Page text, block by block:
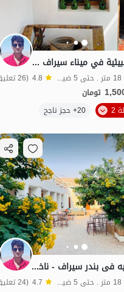
طعام جيد بات نواز
حجز السياحة البيئية في ميناء سيراف - سليمان
بدون غرفة نوم . 18 متر . حتى 5 ضيف 4.8 (26 تعليق)
تومان
20+ حجز ناجح
حجز سیاحه بیئیه فی بندر سیراف - ناخدا یوسف
بدون غرفة نوم . 18 متر . حتى 5 ضيف 4.7 (24 تعليق)